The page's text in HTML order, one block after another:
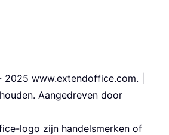
www.extendoffice.com. |
Aangedreven door
logo zijn handelsmerken of